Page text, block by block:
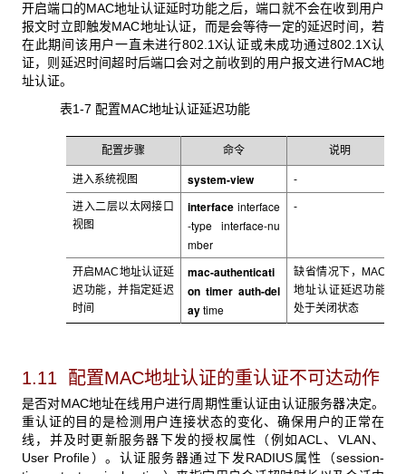
开启端口的MAC地址认证延时功能之后，端口就不会在收到用户
报文时立即触发MAC地址认证，而是会等待一定的延迟时间，若
在此期间该用户一直未进行802.1X认证或未成功通过802.1X认
证，则延迟时间超时后端口会对之前收到的用户报文进行MAC地
址认证。
表1-7 配置MAC地址认证延迟功能
配置步骤 命令 说明
进入系统视图 system-view -
进入二层以太网接口
视图
interface interface
-type interface-nu
mber
-
开启MAC地址认证延
迟功能，并指定延迟
时间
mac-authenticati
on timer auth-del
aytime
缺省情况下，MAC
地址认证延迟功能
处于关闭状态
1.11 配置MAC地址认证的重认证不可达动作
是否对MAC地址在线用户进行周期性重认证由认证服务器决定。
重认证的目的是检测用户连接状态的变化、确保用户的正常在
线，并及时更新服务器下发的授权属性（例如ACL、VLAN、
User Profile）。认证服务器通过下发RADIUS属性（session-